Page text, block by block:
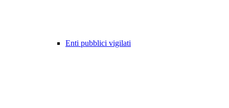
Enti pubblici vigilati